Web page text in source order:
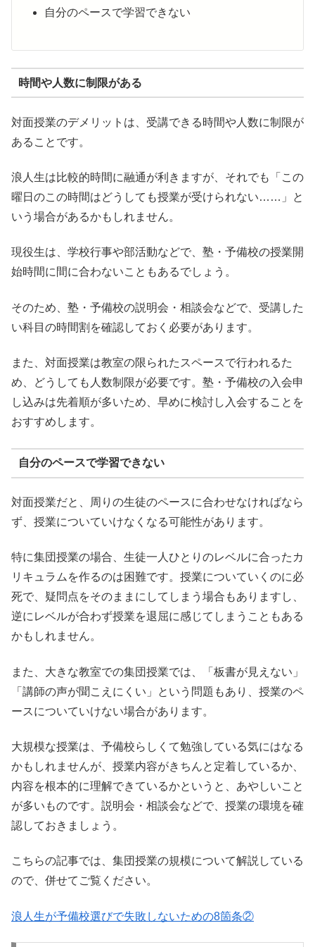
自分のペースで学習できない
時間や人数に制限がある
対面授業のデメリットは、受講できる時間や人数に制限が
あることです。
浪人生は比較的時間に融通が利きますが、それでも「この
曜日のこの時間はどうしても授業が受けられない……」と
いう場合があるかもしれません。
現役生は、学校行事や部活動などで、塾・予備校の授業開
始時間に間に合わないこともあるでしょう。
そのため、塾・予備校の説明会・相談会などで、受講した
い科目の時間割を確認しておく必要があります。
また、対面授業は教室の限られたスペースで行われるた
め、どうしても人数制限が必要です。塾・予備校の入会申
し込みは先着順が多いため、早めに検討し入会することを
おすすめします。
自分のペースで学習できない
対面授業だと、周りの生徒のペースに合わせなければなら
ず、授業についていけなくなる可能性があります。
特に集団授業の場合、生徒一人ひとりのレベルに合ったカ
リキュラムを作るのは困難です。授業についていくのに必
死で、疑問点をそのままにしてしまう場合もありますし、
逆にレベルが合わず授業を退屈に感じてしまうこともある
かもしれません。
また、大きな教室での集団授業では、「板書が見えない」
「講師の声が聞こえにくい」という問題もあり、授業のペ
ースについていけない場合があります。
大規模な授業は、予備校らしくて勉強している気にはなる
かもしれませんが、授業内容がきちんと定着しているか、
内容を根本的に理解できているかというと、あやしいこと
が多いものです。説明会・相談会などで、授業の環境を確
認しておきましょう。
こちらの記事では、集団授業の規模について解説している
ので、併せてご覧ください。
浪人生が予備校選びで失敗しないための8箇条②